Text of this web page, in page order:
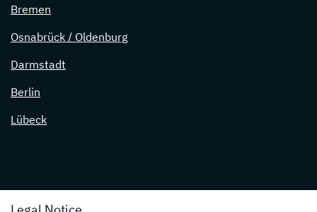
Bremen
Osnabrück / Oldenburg
Darmstadt
Berlin
Lübeck